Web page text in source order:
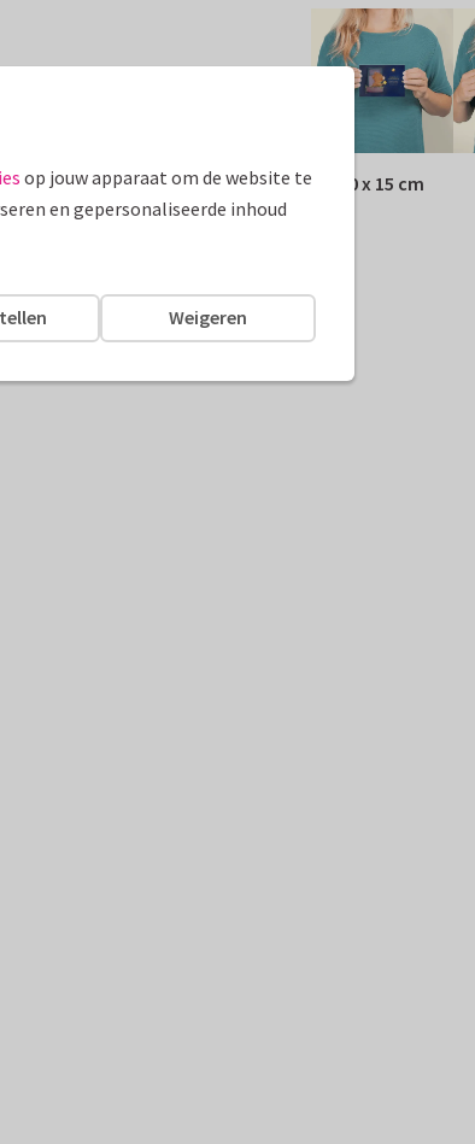
10 x 15 cm
op jouw apparaat om de website te
en gepersonaliseerde inhoud
Weigeren